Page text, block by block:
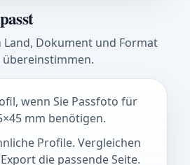
Land, Dokument und Format
wenn Sie Passfoto für
mm benötigen.
Profile. Vergleichen
die passende Seite.